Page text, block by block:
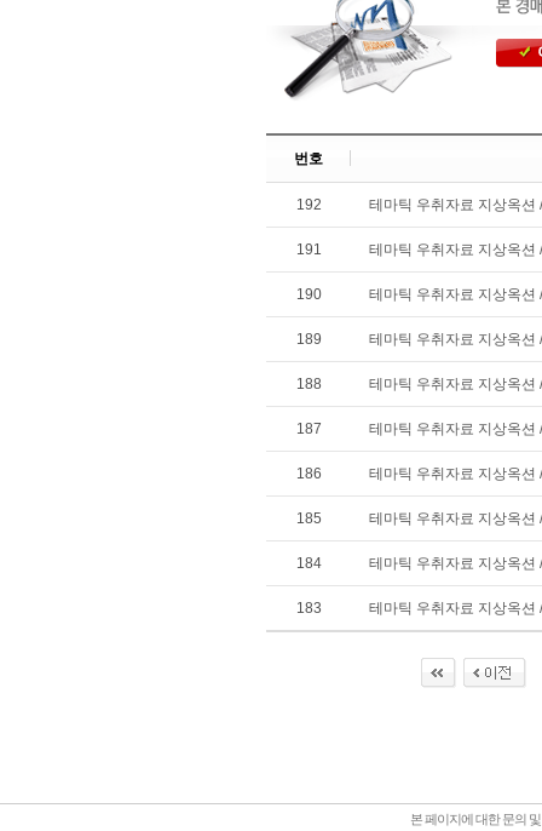
번호
192 테마틱 우취자료 지상옥션
191 테마틱 우취자료 지상옥션
190 테마틱 우취자료 지상옥션
189 테마틱 우취자료 지상옥션
188 테마틱 우취자료 지상옥션
187 테마틱 우취자료 지상옥션
186 테마틱 우취자료 지상옥션
185 테마틱 우취자료 지상옥션
184 테마틱 우취자료 지상옥션
183 테마틱 우취자료 지상옥션
본 페이지에 대한 문의